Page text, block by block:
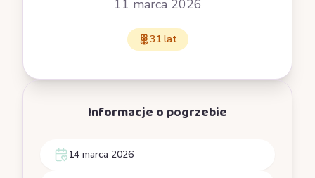
11 marca 2026
31 lat
Informacje o pogrzebie
14 marca 2026